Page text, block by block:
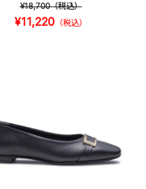
¥18,700（税込）
¥11,220 （税込）